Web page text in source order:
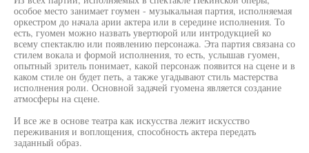
особое место занимает гоумен - музыкальная партия, исполняемая
оркестром до начала арии актера или в середине исполнения. То
есть, гуомен можно назвать увертюрой или интродукцией ко
всему спектаклю или появлению персонажа. Эта партия связана со
стилем вокала и формой исполнения, то есть, услышав гуомен,
опытный зритель понимает, какой персонаж появится на сцене и в
каком стиле он будет петь, а также угадывают стиль мастерства
исполнения роли. Основной задачей гуомена является создание
атмосферы на сцене.
И все же в основе театра как искусства лежит искусство
переживания и воплощения, способность актера передать
заданный образ.